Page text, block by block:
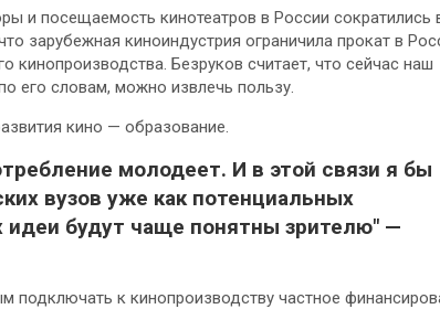
и посещаемость кинотеатров в России сократились
зарубежная киноиндустрия ограничила прокат в
кинопроизводства. Безруков считает, что сейчас наш
его словам, можно извлечь пользу.
кино — образование.
молодеет. И в этой связи я бы
вузов уже как потенциальных
идеи будут чаще понятны зрителю" —
подключать к кинопроизводству частное